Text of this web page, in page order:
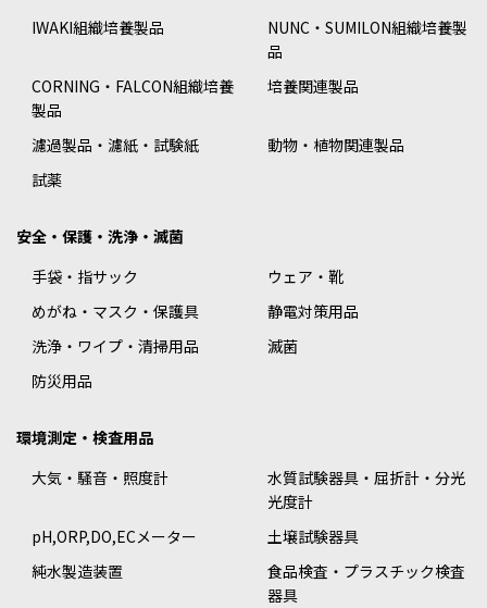
IWAKI組織培養製品
NUNC・SUMILON組織培養製
品
CORNING・FALCON組織培養
製品
培養関連製品
濾過製品・濾紙・試験紙
動物・植物関連製品
試薬
安全・保護・洗浄・滅菌
手袋・指サック
ウェア・靴
めがね・マスク・保護具
静電対策用品
洗浄・ワイプ・清掃用品
滅菌
防災用品
環境測定・検査用品
大気・騒音・照度計
水質試験器具・屈折計・分光
光度計
pH,ORP,DO,ECメーター
土壌試験器具
純水製造装置
食品検査・プラスチック検査
器具